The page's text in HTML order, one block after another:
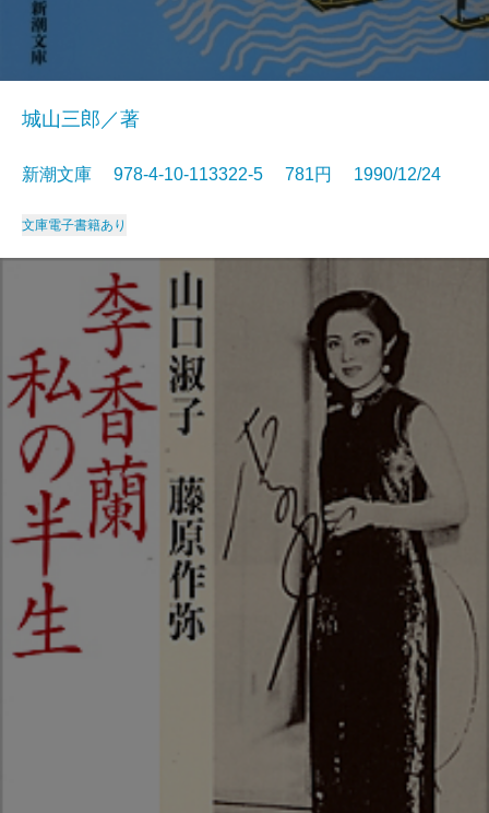
城山三郎／著
新潮文庫 978-4-10-113322-5 781円 1990/12/24
文庫電子書籍あり